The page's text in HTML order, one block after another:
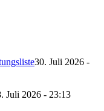
30. Juli 2026 -
Juli 2026 - 23:13